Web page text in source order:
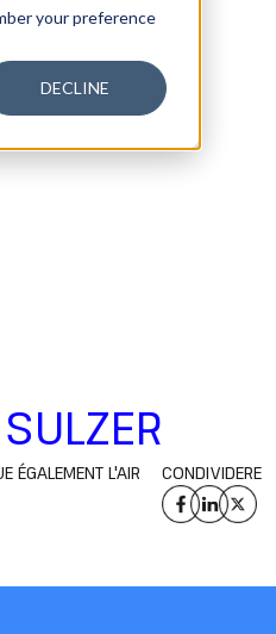
your preference
DECLINE
ÉGALEMENT L'AIR
CONDIVIDERE